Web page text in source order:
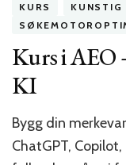
KURS
KUNSTIG
Kurs i AEO
KI
Bygg din
ChatGPT,